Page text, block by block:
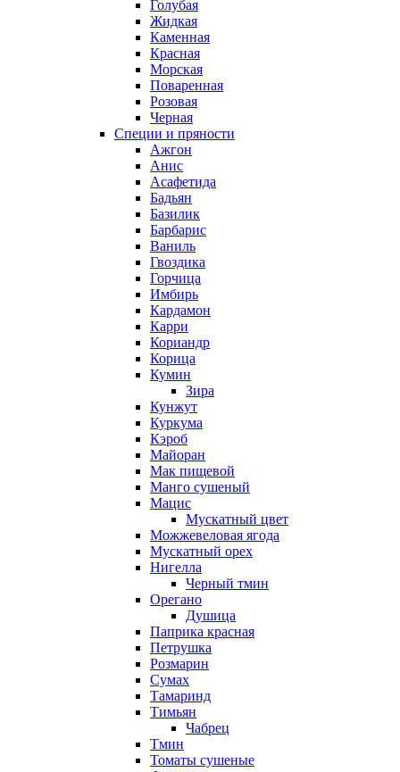
Голубая
Жидкая
Каменная
Красная
Морская
Поваренная
Розовая
Черная
Специи и пряности
Ажгон
Анис
Асафетида
Бадьян
Базилик
Барбарис
Ваниль
Гвоздика
Горчица
Имбирь
Кардамон
Карри
Кориандр
Корица
Кумин
Зира
Кунжут
Куркума
Кэроб
Майоран
Мак пищевой
Манго сушеный
Мацис
Мускатный цвет
Можжевеловая ягода
Мускатный орех
Нигелла
Черный тмин
Орегано
Душица
Паприка красная
Петрушка
Розмарин
Сумах
Тамаринд
Тимьян
Чабрец
Тмин
Томаты сушеные